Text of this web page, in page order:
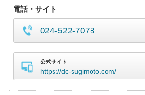
電話・サイト
024-522-7078
公式サイト
https://dc-sugimoto.com/